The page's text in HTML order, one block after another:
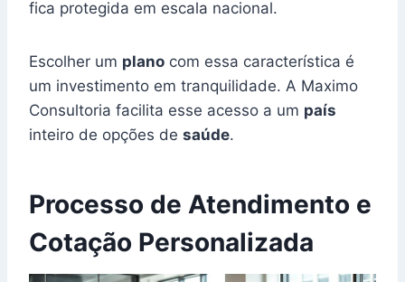
fica protegida em escala nacional.
Escolher um plano com essa característica é
um investimento em tranquilidade. A Maximo
Consultoria facilita esse acesso a um país
inteiro de opções de saúde.
Processo de Atendimento e
Cotação Personalizada